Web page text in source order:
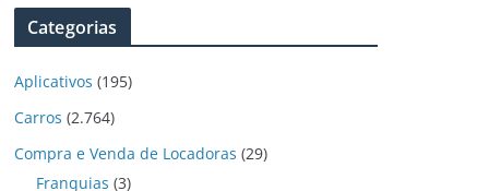
Categorias
Aplicativos (195)
Carros (2.764)
Compra e Venda de Locadoras (29)
Franquias (3)